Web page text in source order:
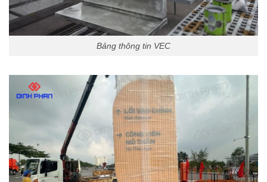
Bảng thông tin VEC